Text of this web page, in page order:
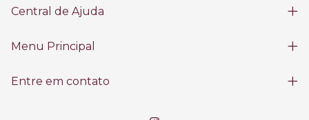
Central de Ajuda
Menu Principal
Entre em contato